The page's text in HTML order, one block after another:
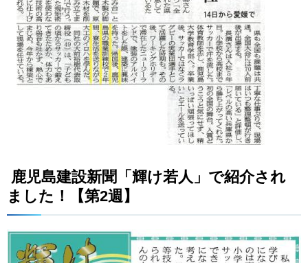
鹿児島建設新聞「輝け若人」で紹介され
ました！【第2週】